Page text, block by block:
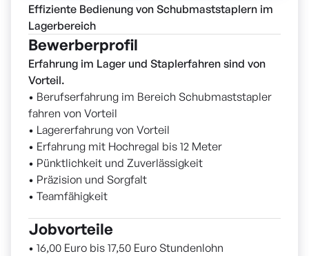
Effiziente Bedienung von Schubmaststaplern im
Lagerbereich
Bewerberprofil
Erfahrung im Lager und Staplerfahren sind von
Vorteil.
• Berufserfahrung im Bereich Schubmaststapler
fahren von Vorteil
• Lagererfahrung von Vorteil
• Erfahrung mit Hochregal bis 12 Meter
• Pünktlichkeit und Zuverlässigkeit
• Präzision und Sorgfalt
• Teamfähigkeit
Jobvorteile
• 16,00 Euro bis 17,50 Euro Stundenlohn